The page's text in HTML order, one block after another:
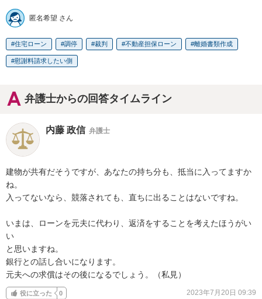
匿名希望 さん
住宅ローン 調停 裁判 不動産担保ローン 離婚書類作成
慰謝料請求したい側
弁護士からの回答タイムライン
内藤 政信 弁護士
建物が共有だそうですが、あなたの持ち分も、抵当に入ってますか
ね。
入ってないなら、競落されても、直ちに出ることはないですね。
いまは、ローンを元夫に代わり、返済をすることを考えたほうがい
い
と思いますね。
銀行との話し合いになります。
元夫への求償はその後になるでしょう。（私見）
役に立った 0 2023年7月20日 09:39